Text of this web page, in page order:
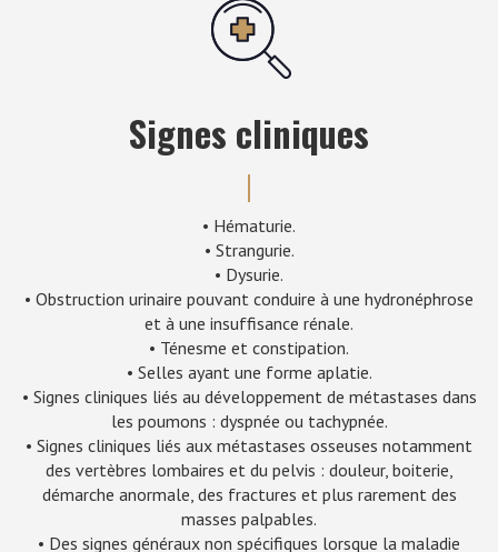
Signes cliniques
• Hématurie.
• Strangurie.
• Dysurie.
• Obstruction urinaire pouvant conduire à une hydronéphrose
et à une insuffisance rénale.
• Ténesme et constipation.
• Selles ayant une forme aplatie.
• Signes cliniques liés au développement de métastases dans
les poumons : dyspnée ou tachypnée.
• Signes cliniques liés aux métastases osseuses notamment
des vertèbres lombaires et du pelvis : douleur, boiterie,
démarche anormale, des fractures et plus rarement des
masses palpables.
• Des signes généraux non spécifiques lorsque la maladie